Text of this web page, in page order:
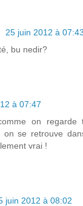
25 juin 2012 à 07:43
bu nedir?
à 07:47
on regarde
on se retrouve
vrai !
juin 2012 à 08:02